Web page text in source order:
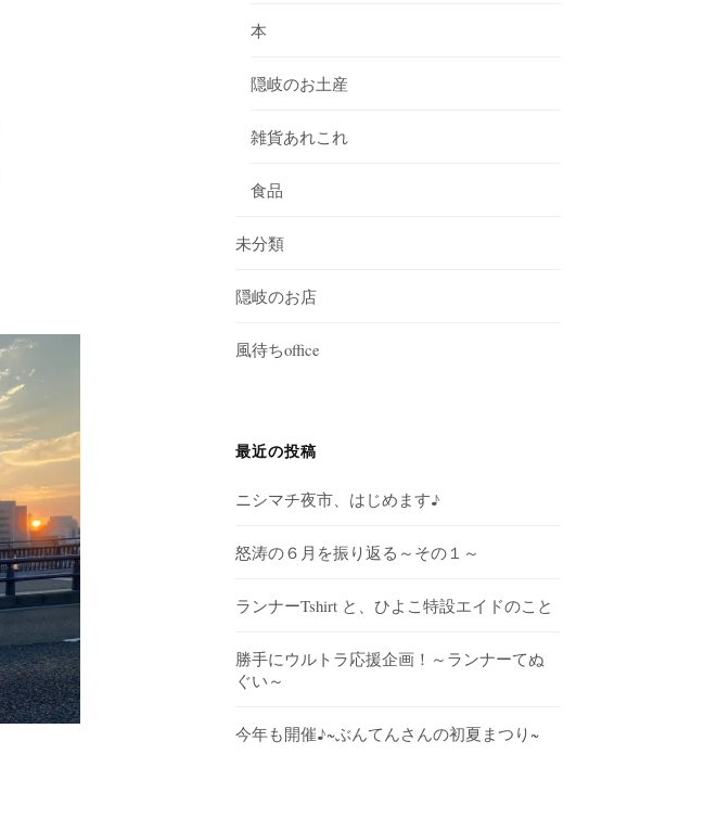
本
隠岐のお土産
雑貨あれこれ
食品
未分類
隠岐のお店
風待ちoffice
最近の投稿
ニシマチ夜市、はじめます♪
怒涛の６月を振り返る～その１～
ランナーTshirt と、ひよこ特設エイドのこと
勝手にウルトラ応援企画！～ランナーてぬ
ぐい～
今年も開催♪~ぶんてんさんの初夏まつり~